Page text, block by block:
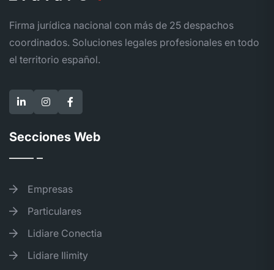
Firma jurídica nacional con más de 25 despachos
coordinados. Soluciones legales profesionales en todo
el territorio español.
Secciones Web
Empresas
Particulares
Lidiare Conectia
Lidiare Ilimity